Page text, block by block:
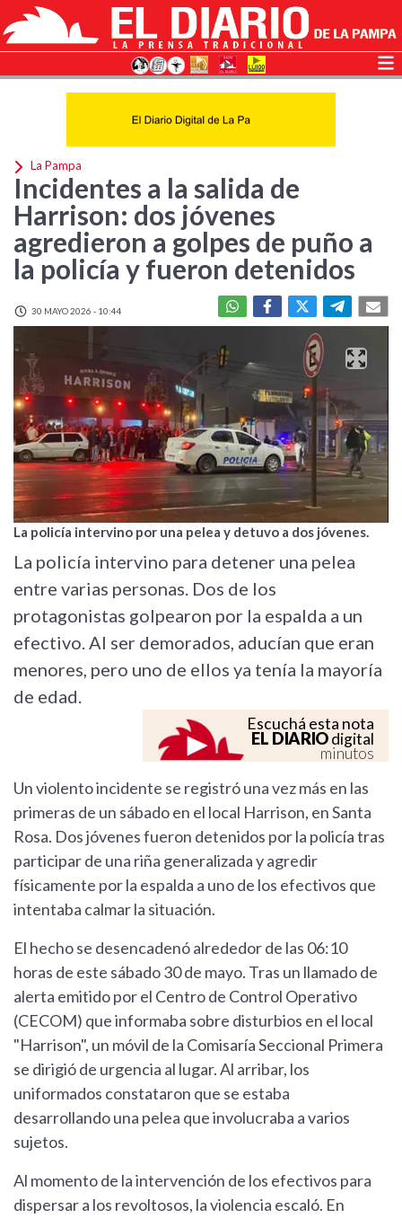
La Pampa
Incidentes a la salida de
Harrison: dos jóvenes
agredieron a golpes de puño a
la policía y fueron detenidos
30 MAYO 2026 - 10:44
La policía intervino por una pelea y detuvo a dos jóvenes.
La policía intervino para detener una pelea
entre varias personas. Dos de los
protagonistas golpearon por la espalda a un
efectivo. Al ser demorados, aducían que eran
menores, pero uno de ellos ya tenía la mayoría
de edad.
Escuchá esta nota
EL DIARIOdigital
minutos
Un violento incidente se registró una vez más en las
primeras de un sábado en el local Harrison, en Santa
Rosa. Dos jóvenes fueron detenidos por la policía tras
participar de una riña generalizada y agredir
físicamente por la espalda a uno de los efectivos que
intentaba calmar la situación.
El hecho se desencadenó alrededor de las 06:10
horas de este sábado 30 de mayo. Tras un llamado de
alerta emitido por el Centro de Control Operativo
(CECOM) que informaba sobre disturbios en el local
"Harrison", un móvil de la Comisaría Seccional Primera
se dirigió de urgencia al lugar. Al arribar, los
uniformados constataron que se estaba
desarrollando una pelea que involucraba a varios
sujetos.
Al momento de la intervención de los efectivos para
dispersar a los revoltosos, la violencia escaló. En